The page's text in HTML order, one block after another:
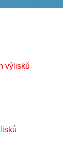
výlisků